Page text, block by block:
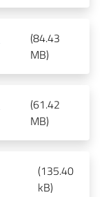
(84.43
MB)
(61.42
MB)
(135.40
kB)